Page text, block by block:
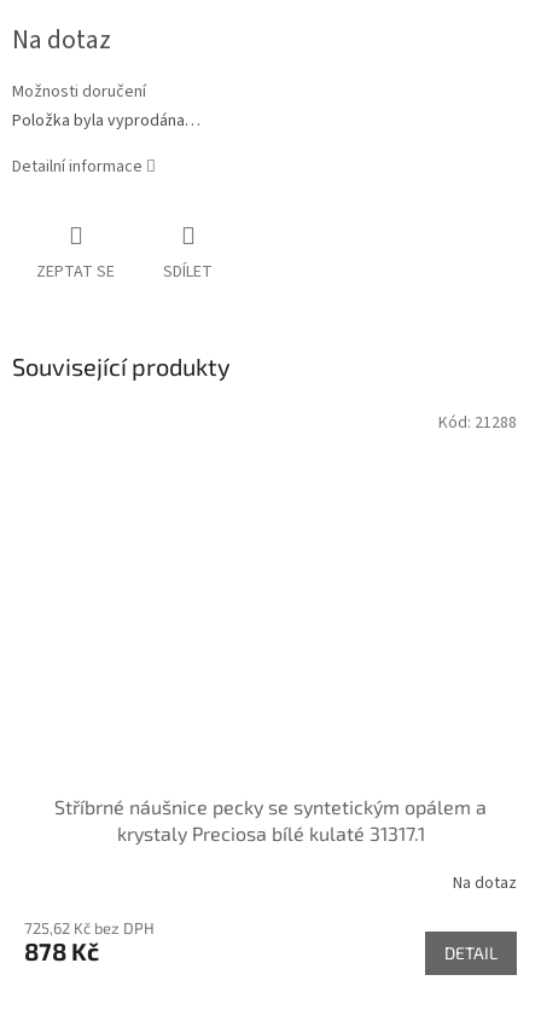
cena:
Na dotaz
Možnosti doručení
Položka byla vyprodána…
Detailní informace
ZEPTAT SE SDÍLET
Související produkty
Stříbrné náušnice pecky se syntetickým opálem a
krystaly Preciosa bílé kulaté 31317.1
Na dotaz
725,62 Kč bez DPH
878 Kč DETAIL
Kód: 21288